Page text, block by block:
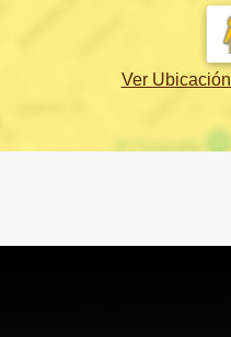
Ver Ubicación